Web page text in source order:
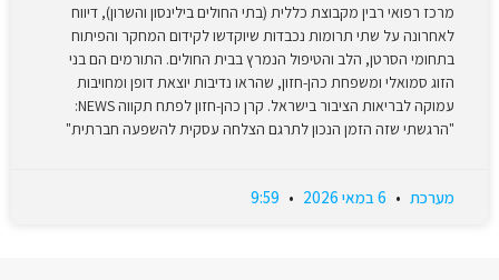
מרכז רפואי רבין מקבוצת כללית (בתי החולים בילינסון והשרון), דיווח
לאחרונה על שתי תרומות נכבדות שיוקדשו לקידום המחקר והפיתוח
בתחומי הסרטן, הלב והטיפול הנמרץ בבית החולים. התורמים הם בני
הזוג סמואלי ומשפחת כהן-חזון, שהראו נדיבות יוצאת דופן ומחויבות
עמוקה לבריאות הציבור בישראל. קרן כהן-חזון לפתח תקווה NEWS:
"הרגשתי שזה הזמן הנכון לתרגם הצלחה עסקית להשפעה חברתית"
מערכת